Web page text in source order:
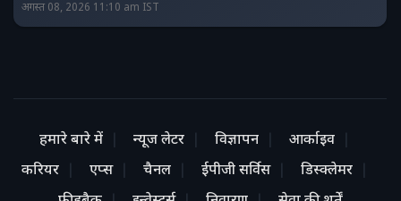
अगस्त 08, 2026 11:10 am IST
हमारे बारे में न्यूज लेटर विज्ञापन
आर्काइव
करियर
एप्स चैनल ईपीजी सर्विस
डिस्क्लेमर